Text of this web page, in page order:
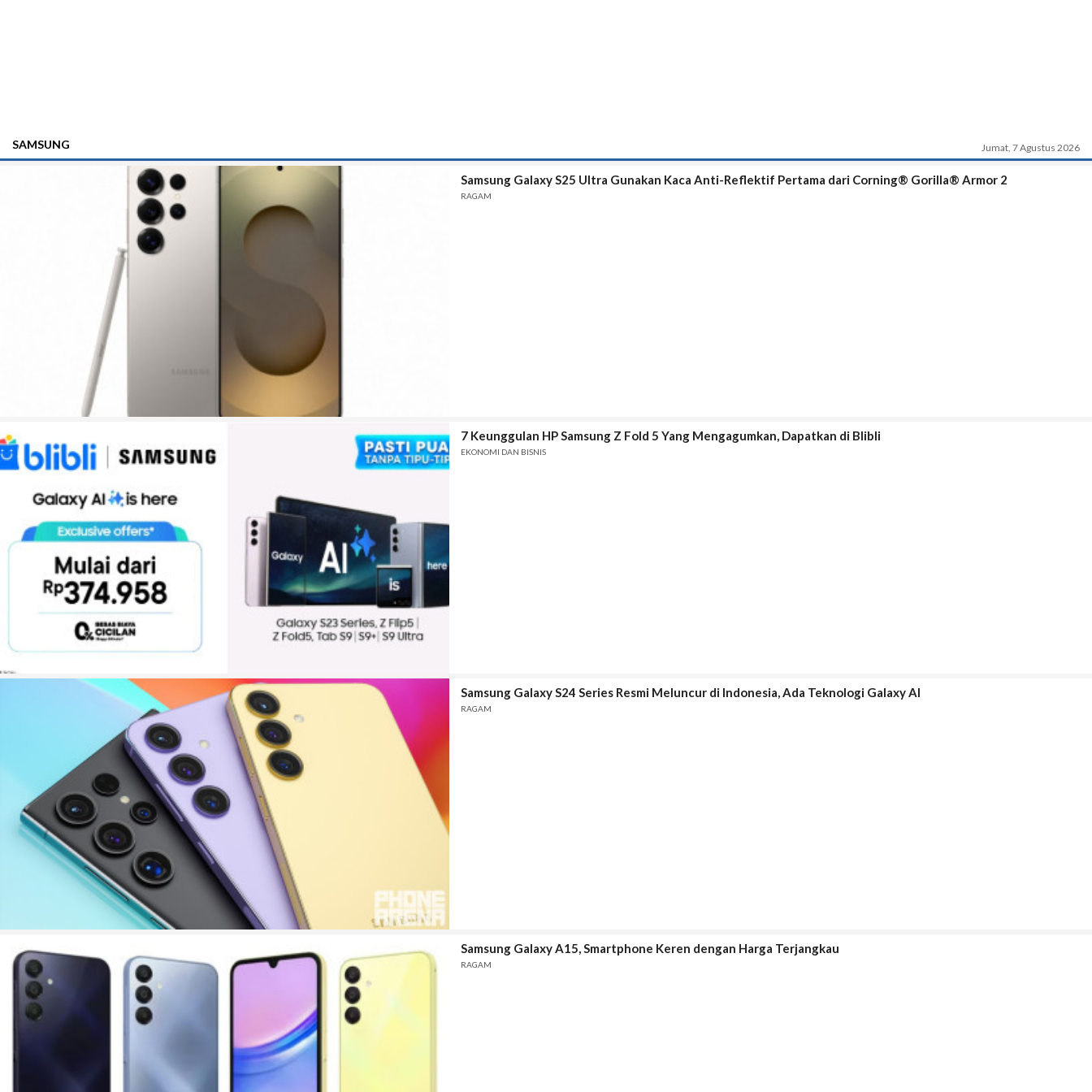
SAMSUNG Jumat, 7 Agustus 2026
Samsung Galaxy S25 Ultra Gunakan Kaca Anti-Reflektif Pertama dari Corning® Gorilla® Armor 2
RAGAM
7 Keunggulan HP Samsung Z Fold 5 Yang Mengagumkan, Dapatkan di Blibli
EKONOMI DAN BISNIS
Samsung Galaxy S24 Series Resmi Meluncur di Indonesia, Ada Teknologi Galaxy AI
RAGAM
Samsung Galaxy A15, Smartphone Keren dengan Harga Terjangkau
RAGAM